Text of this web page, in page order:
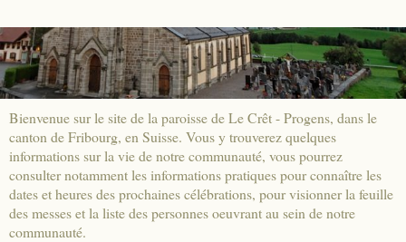
Bienvenue sur le site de la paroisse de Le Crêt - Progens, dans le
canton de Fribourg, en Suisse. Vous y trouverez quelques
informations sur la vie de notre communauté, vous pourrez
consulter notamment les informations pratiques pour connaître les
dates et heures des prochaines célébrations, pour visionner la feuille
des messes et la liste des personnes oeuvrant au sein de notre
communauté.